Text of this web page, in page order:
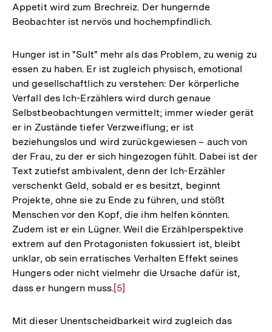
Appetit wird zum Brechreiz. Der hungernde
Beobachter ist nervös und hochempfindlich.
Hunger ist in "Sult" mehr als das Problem, zu wenig zu
essen zu haben. Er ist zugleich physisch, emotional
und gesellschaftlich zu verstehen: Der körperliche
Verfall des Ich-Erzählers wird durch genaue
Selbstbeobachtungen vermittelt; immer wieder gerät
er in Zustände tiefer Verzweiflung; er ist
beziehungslos und wird zurückgewiesen – auch von
der Frau, zu der er sich hingezogen fühlt. Dabei ist der
Text zutiefst ambivalent, denn der Ich-Erzähler
verschenkt Geld, sobald er es besitzt, beginnt
Projekte, ohne sie zu Ende zu führen, und stößt
Menschen vor den Kopf, die ihm helfen könnten.
Zudem ist er ein Lügner. Weil die Erzählperspektive
extrem auf den Protagonisten fokussiert ist, bleibt
unklar, ob sein erratisches Verhalten Effekt seines
Hungers oder nicht vielmehr die Ursache dafür ist,
dass er hungern muss.Zur
der
[5]
Mit dieser Unentscheidbarkeit wird zugleich das